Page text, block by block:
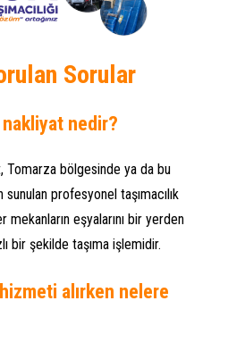
Sorular
nedir?
Tomarza bölgesinde ya da bu
profesyonel taşımacılık
eşyalarını bir yerden
bir şekilde taşıma işlemidir.
alırken nelere